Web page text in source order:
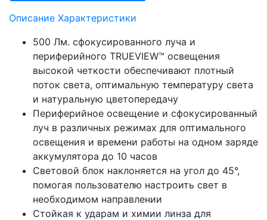
Описание Характеристики
500 Лм. сфокусированного луча и
периферийного TRUEVIEW™ освещения
высокой четкости обеспечивают плотный
поток света, оптимальную температуру света
и натуральную цветопередачу
Периферийное освещение и сфокусированный
луч в различных режимах для оптимального
освещения и времени работы на одном заряде
аккумулятора до 10 часов
Световой блок наклоняется на угол до 45°,
помогая пользователю настроить свет в
необходимом направлении
Стойкая к ударам и химии линза для